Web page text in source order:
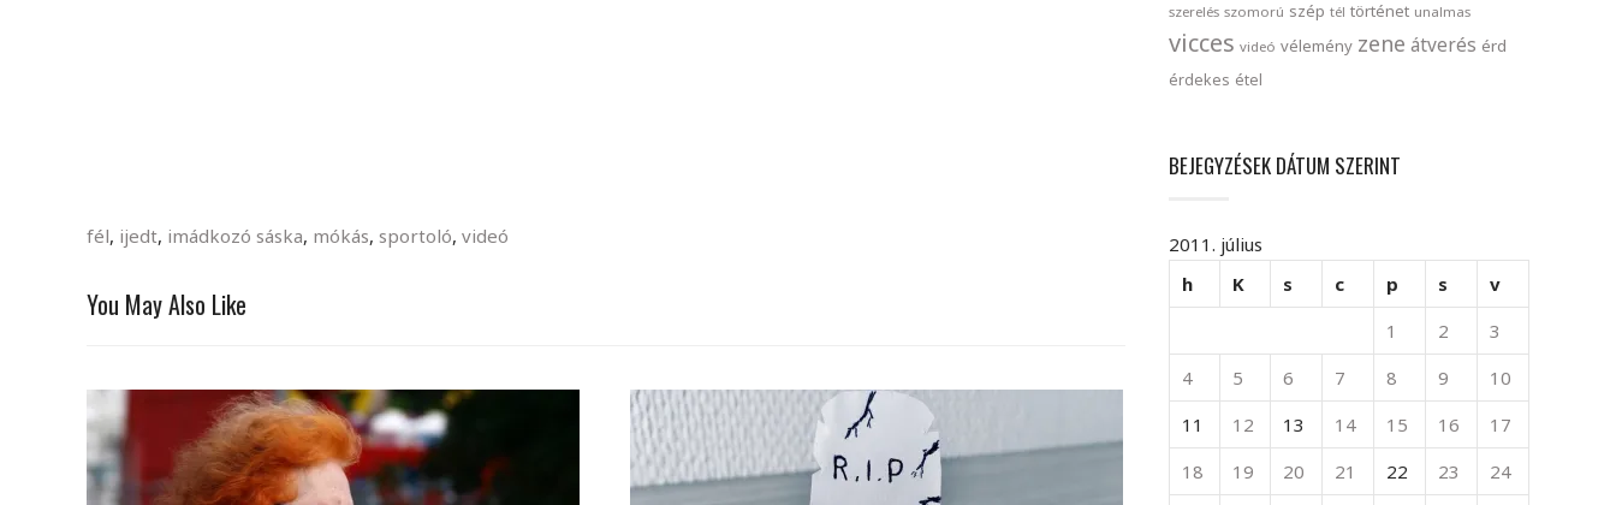
fél, ijedt, imádkozó sáska, mókás, sportoló, videó
You May Also Like
szerelés szomorú szép tél történet unalmas
vicces videó vélemény zene átverés érd
érdekes étel
BEJEGYZÉSEK DÁTUM SZERINT
2011. július
h
K s c p s
v
1
2
3
4
5 6 7 8 9
10
11
12 13 14 15 16
17
18
19 20 21 22 23
24